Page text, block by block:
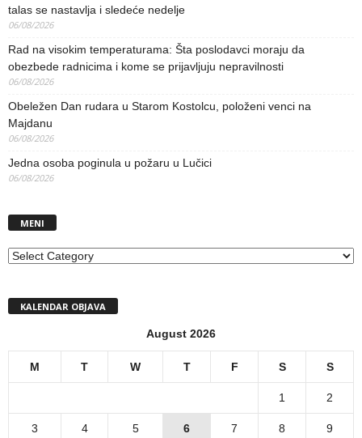
talas se nastavlja i sledeće nedelje
06/08/2026
Rad na visokim temperaturama: Šta poslodavci moraju da
obezbede radnicima i kome se prijavljuju nepravilnosti
06/08/2026
Obeležen Dan rudara u Starom Kostolcu, položeni venci na
Majdanu
06/08/2026
Jedna osoba poginula u požaru u Lučici
06/08/2026
MENI
MENI
KALENDAR OBJAVA
August 2026
M T W T F S S
1 2
3 4 5 6 7 8 9